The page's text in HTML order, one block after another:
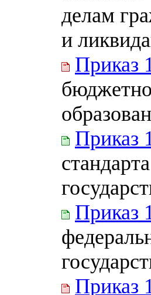
делам
и
Приказ
Приказ
Приказ
Приказ